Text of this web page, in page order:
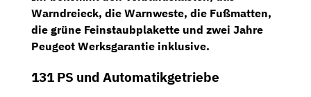
Warndreieck, die Warnweste, die Fußmatten,
die grüne Feinstaubplakette und zwei Jahre
Peugeot Werksgarantie inklusive.
131 PS und Automatikgetriebe